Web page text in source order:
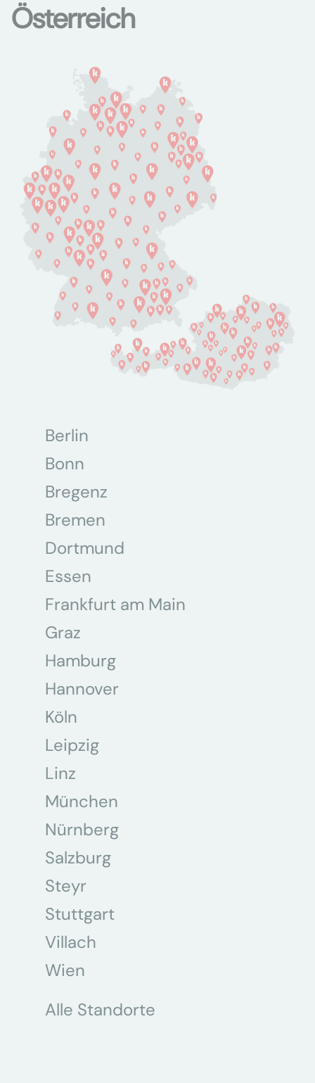
Österreich
Berlin
Bonn
Bregenz
Bremen
Dortmund
Essen
Frankfurt am Main
Graz
Hamburg
Hannover
Köln
Leipzig
Linz
München
Nürnberg
Salzburg
Steyr
Stuttgart
Villach
Wien
Alle Standorte